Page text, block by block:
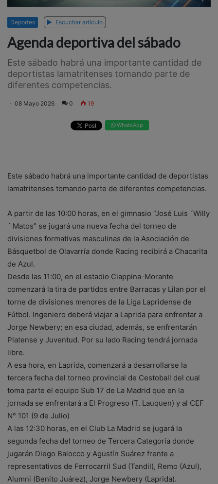
Deportes Escuchar artículo
Agenda deportiva del sábado
Este sábado habrá una importante cantidad de
deportistas lamatritenses tomando parte de
diferentes competencias.
08 Mayo 2026 0 19
WhatsApp
Este sábado habrá una importante cantidad de deportistas
lamatritenses tomando parte de diferentes competencias.
A partir de las 10:00 horas, en el gimnasio “José Luis ´Willy
´ Matos” se jugará una nueva fecha del torneo de
divisiones formativas masculinas de la Asociación de
Básquetbol de Olavarría donde Racing recibirá a Chacarita
de Azul.
Desde las 11:00, en el estadio Ciappina-Morante
comenzará la tira de partidos entre Barracas y Lilan por el
torne de divisiones menores de la Liga Lapridense de
Fútbol. Ingeniero deberá viajar a Laprida para enfrentar a
Jorge Newbery; en esa ciudad, además, se enfrentarán
Platense y Juventud. Por su lado Racing tendrá jornada
libre.
A esa hora, en Laprida, comenzará a desarrollarse la
tercera fecha del torneo provincial de Cestoball del cual
toma parte el equipo Sub 17 de La Madrid que en la
jornada se enfrentará a El Progreso (T. Lauquen) y al CEF
N° 101 (9 de Julio)
A las 12:30 horas, en el Club La Madrid se jugará la
segunda fecha del torneo de Tercera Categoría donde
jugarán Diego Baiocco y Agustín Suárez frente a
representativos de Ferrocarril Sud (Tandil), Remo (Azul),
Alumni (Benito Juárez), Jorge Newbery (Laprida).